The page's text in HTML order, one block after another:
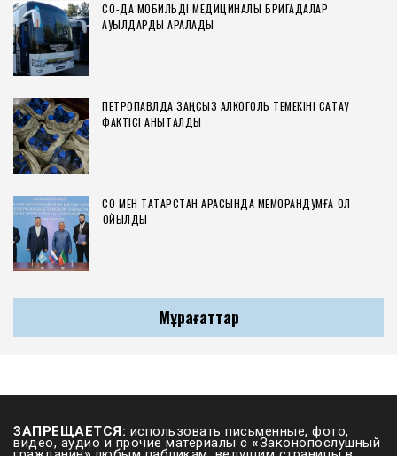
СҚО-ДА МОБИЛЬДІ МЕДИЦИНАЛЫҚ БРИГАДАЛАР
АУЫЛДАРДЫ АРАЛАДЫ
ПЕТРОПАВЛДА ЗАҢСЫЗ АЛКОГОЛЬ ТЕМЕКІНІ САҚТАУ
ФАКТІСІ АНЫҚТАЛДЫ
СҚО МЕН ТАТАРСТАН АРАСЫНДА МЕМОРАНДУМҒА ҚОЛ
ҚОЙЫЛДЫ
Мұрағаттар
ЗАПРЕЩАЕТСЯ: использовать письменные, фото,
видео, аудио и прочие материалы с «Законопослушный